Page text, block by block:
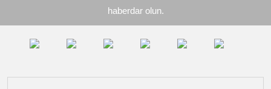
Ürün bilgilerinde hatalar bulunuyor.
Ürün fiyatı diğer sitelerden daha pahalı.
haberdar olun.